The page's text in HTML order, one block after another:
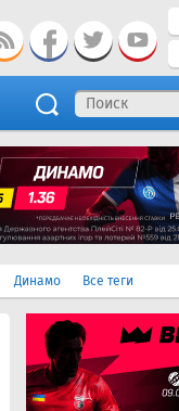
Динамо Все теги